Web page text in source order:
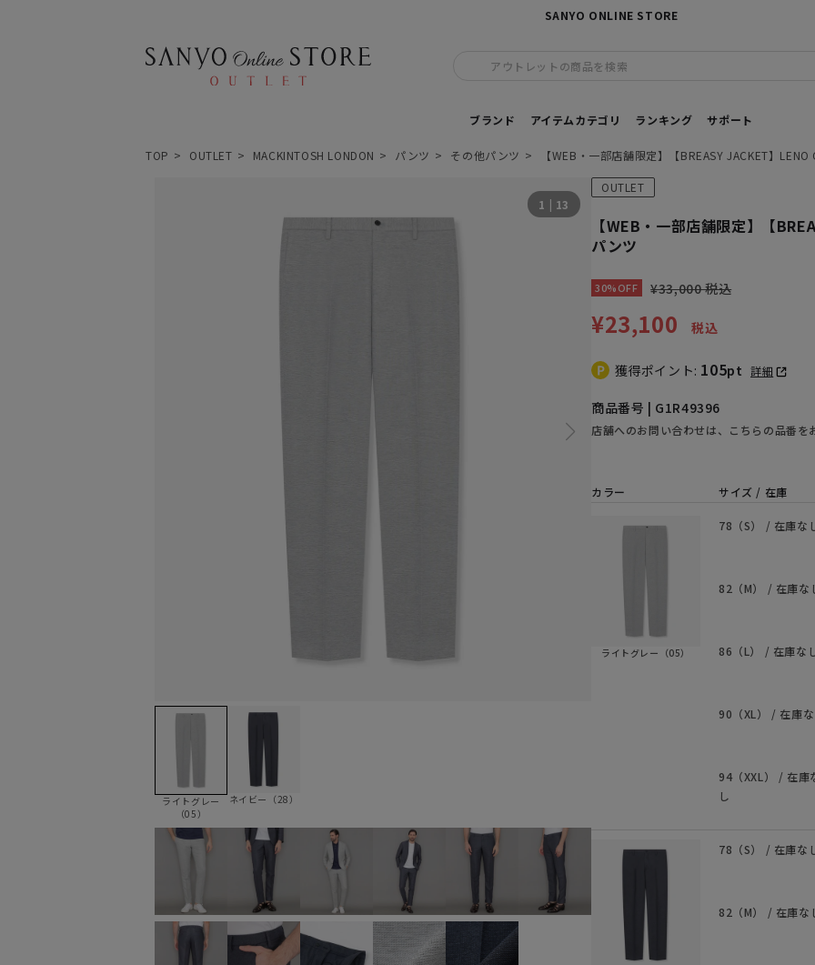
SANYO ONLINE STORE
アウトレットの商品を検索
ブランド アイテムカテゴリ ランキング サポート
TOP OUTLET MACKINTOSH LONDON パンツ その他パンツ 【WEB・一部店舗限定】【BREASY JACKET】
1 | 13
ライトグレー
（05）
ネイビー（28）
OUTLET
【WEB・一部店舗限定】【
パンツ
30%OFF ¥33,000 税込
¥23,100 税込
獲得ポイント: 105pt 詳細
商品番号 | G1R49396
店舗へのお問い合わせは、こちらの品番を
カラー サイズ / 在庫
ライトグレー（05）
78（S） / 在庫な
82（M） / 在庫な
86（L） / 在庫な
90（XL） / 在庫
94（XXL） / 在庫
し
78（S） / 在庫な
82（M） / 在庫な